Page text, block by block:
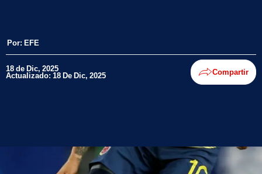
Por: EFE
18 de Dic, 2025
Actualizado: 18 De Dic, 2025 Compartir